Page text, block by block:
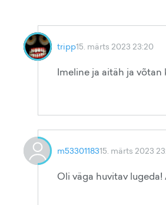
tripp15. märts 2023 23:20
Imeline ja aitäh ja võtan
m5330118315. märts 2023
Oli väga huvitav lugeda!